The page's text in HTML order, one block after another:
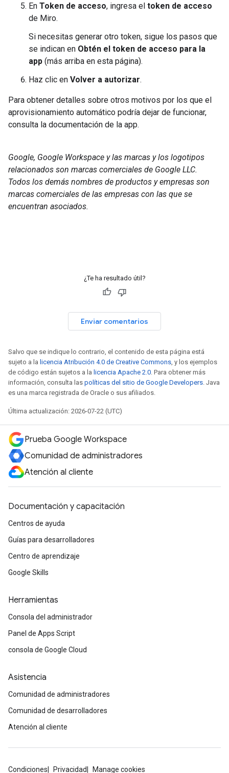
En Token de acceso, ingresa el token de acceso
de Miro.
Si necesitas generar otro token, sigue los pasos que
se indican en Obtén el token de acceso para la
app (más arriba en esta página).
Haz clic en Volver a autorizar.
Para obtener detalles sobre otros motivos por los que el
aprovisionamiento automático podría dejar de funcionar,
consulta la documentación de la app.
Google, Google Workspace y las marcas y los logotipos
relacionados son marcas comerciales de Google LLC.
Todos los demás nombres de productos y empresas son
marcas comerciales de las empresas con las que se
encuentran asociados.
¿Te ha resultado útil?
Enviar comentarios
Salvo que se indique lo contrario, el contenido de esta página está
sujeto a la licencia Atribución 4.0 de Creative Commons , y los ejemplos
de código están sujetos a la licencia Apache 2.0 . Para obtener más
información, consulta las políticas del sitio de Google Developers . Java
es una marca registrada de Oracle o sus afiliados.
Última actualización: 2026-07-22 (UTC)
Prueba Google Workspace
Comunidad de administradores
Atención al cliente
Documentación y capacitación
Centros de ayuda
Guías para desarrolladores
Centro de aprendizaje
Google Skills
Herramientas
Consola del administrador
Panel de Apps Script
consola de Google Cloud
Asistencia
Comunidad de administradores
Comunidad de desarrolladores
Atención al cliente
Condiciones Privacidad Manage cookies